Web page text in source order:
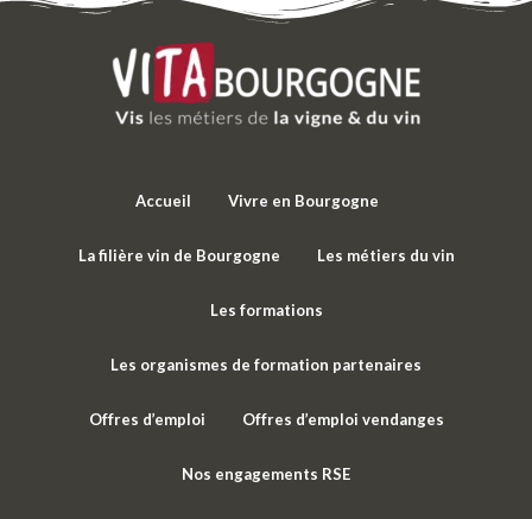
Accueil Vivre en Bourgogne
La filière vin de Bourgogne Les métiers du vin
Les formations
Les organismes de formation partenaires
Offres d’emploi Offres d’emploi vendanges
Nos engagements RSE